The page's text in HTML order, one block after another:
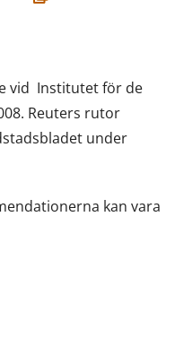
fönster,
du
flyttar
annan
vid Institutet för de
Reuters rutor
under
kan vara